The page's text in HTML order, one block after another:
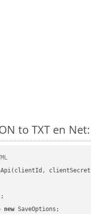
to TXT en
;
new SaveOptions;